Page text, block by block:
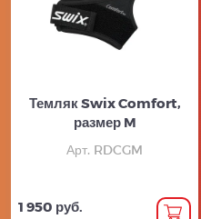
Темляк Swix Comfort,
размер M
Арт. RDCGM
1 950 руб.